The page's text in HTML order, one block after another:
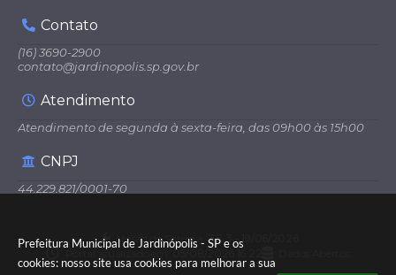
Prefeitura Municipal de Jardinópolis - SP e os
cookies: nosso site usa cookies para melhorar a sua
Contato
(16) 3690-2900
contato@jardinopolis.sp.gov.br
Atendimento
Atendimento de segunda à sexta-feira, das 09h00 às 15h00
CNPJ
44.229.821/0001-70
Versão do Sistema: 3.5.3 - 19/06/2026
Portal atualizado em:
05/08/2026 16:22